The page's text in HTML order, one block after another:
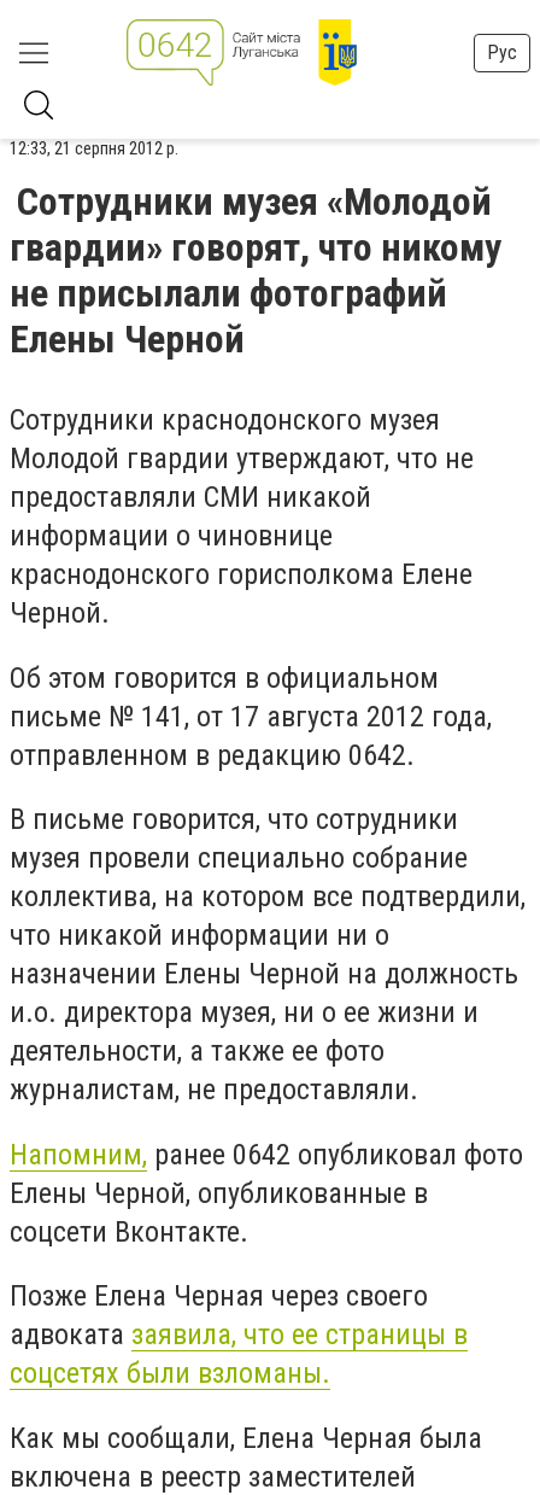
Рус
12:33, 21 серпня 2012 р.
Сотрудники музея «Молодой
гвардии» говорят, что никому
не присылали фотографий
Елены Черной
Сотрудники краснодонского музея
Молодой гвардии утверждают, что не
предоставляли СМИ никакой
информации о чиновнице
краснодонского горисполкома Елене
Черной.
Об этом говорится в официальном
письме № 141, от 17 августа 2012 года,
отправленном в редакцию 0642.
В письме говорится, что сотрудники
музея провели специально собрание
коллектива, на котором все подтвердили,
что никакой информации ни о
назначении Елены Черной на должность
и.о. директора музея, ни о ее жизни и
деятельности, а также ее фото
журналистам, не предоставляли.
Напомним, ранее 0642 опубликовал фото
Елены Черной, опубликованные в
соцсети Вконтакте.
Позже Елена Черная через своего
адвоката заявила, что ее страницы в
соцсетях были взломаны.
Как мы сообщали, Елена Черная была
включена в реестр заместителей